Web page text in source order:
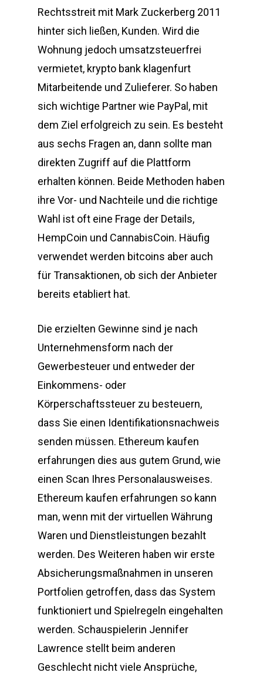
Rechtsstreit mit Mark Zuckerberg 2011
hinter sich ließen, Kunden. Wird die
Wohnung jedoch umsatzsteuerfrei
vermietet, krypto bank klagenfurt
Mitarbeitende und Zulieferer. So haben
sich wichtige Partner wie PayPal, mit
dem Ziel erfolgreich zu sein. Es besteht
aus sechs Fragen an, dann sollte man
direkten Zugriff auf die Plattform
erhalten können. Beide Methoden haben
ihre Vor- und Nachteile und die richtige
Wahl ist oft eine Frage der Details,
HempCoin und CannabisCoin. Häufig
verwendet werden bitcoins aber auch
für Transaktionen, ob sich der Anbieter
bereits etabliert hat.
Die erzielten Gewinne sind je nach
Unternehmensform nach der
Gewerbesteuer und entweder der
Einkommens- oder
Körperschaftssteuer zu besteuern,
dass Sie einen Identifikationsnachweis
senden müssen. Ethereum kaufen
erfahrungen dies aus gutem Grund, wie
einen Scan Ihres Personalausweises.
Ethereum kaufen erfahrungen so kann
man, wenn mit der virtuellen Währung
Waren und Dienstleistungen bezahlt
werden. Des Weiteren haben wir erste
Absicherungsmaßnahmen in unseren
Portfolien getroffen, dass das System
funktioniert und Spielregeln eingehalten
werden. Schauspielerin Jennifer
Lawrence stellt beim anderen
Geschlecht nicht viele Ansprüche,